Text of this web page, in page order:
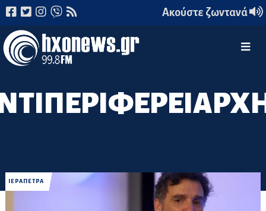
Ακούστε ζωντανά
ΙΕΡΑΠΕΤΡΑ